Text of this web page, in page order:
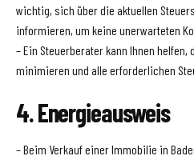
wichtig, sich über die aktuellen
informieren, um keine unerwarteten
– Ein Steuerberater kann Ihnen helfen,
minimieren und alle erforderlichen
4. Energieausweis
– Beim Verkauf einer Immobilie in